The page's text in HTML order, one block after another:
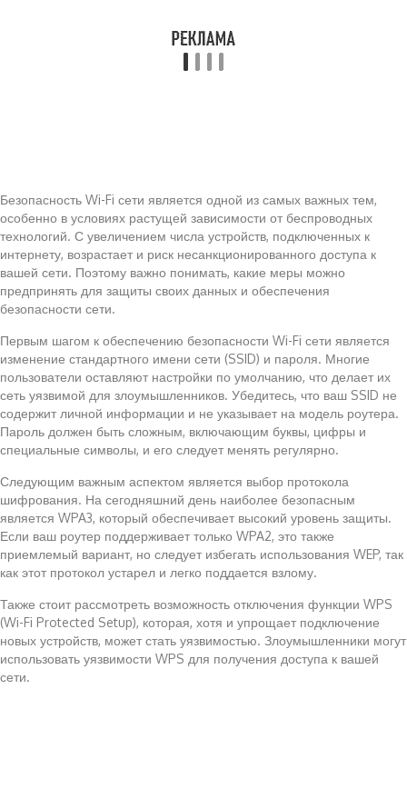
Безопасность Wi-Fi сети является одной из самых важных тем,
особенно в условиях растущей зависимости от беспроводных
технологий. С увеличением числа устройств, подключенных к
интернету, возрастает и риск несанкционированного доступа к
вашей сети. Поэтому важно понимать, какие меры можно
предпринять для защиты своих данных и обеспечения
безопасности сети.
Первым шагом к обеспечению безопасности Wi-Fi сети является
изменение стандартного имени сети (SSID) и пароля. Многие
пользователи оставляют настройки по умолчанию, что делает их
сеть уязвимой для злоумышленников. Убедитесь, что ваш SSID не
содержит личной информации и не указывает на модель роутера.
Пароль должен быть сложным, включающим буквы, цифры и
специальные символы, и его следует менять регулярно.
Следующим важным аспектом является выбор протокола
шифрования. На сегодняшний день наиболее безопасным
является WPA3, который обеспечивает высокий уровень защиты.
Если ваш роутер поддерживает только WPA2, это также
приемлемый вариант, но следует избегать использования WEP, так
как этот протокол устарел и легко поддается взлому.
Также стоит рассмотреть возможность отключения функции WPS
(Wi-Fi Protected Setup), которая, хотя и упрощает подключение
новых устройств, может стать уязвимостью. Злоумышленники могут
использовать уязвимости WPS для получения доступа к вашей
сети.